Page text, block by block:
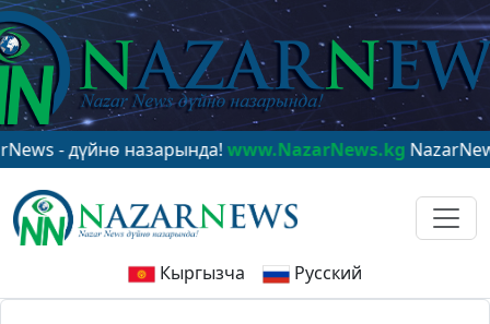
назарында!www.NazarNews.kgNazarNews - в
Кыргызча Русский